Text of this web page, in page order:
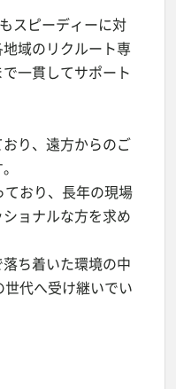
スピーディーに対
域のリクルート専
一貫してサポート
り、遠方からのご
ており、長年の現場
ョナルな方を求め
ち着いた環境の中
世代へ受け継いでい